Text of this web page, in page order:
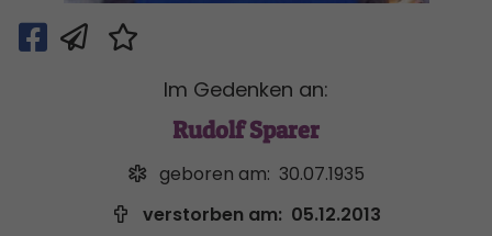
Im Gedenken an:
Rudolf Sparer
geboren am: 30.07.1935
verstorben am: 05.12.2013